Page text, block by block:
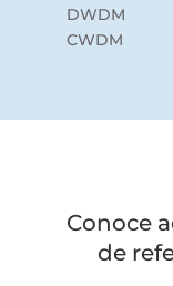
DWDM
CWDM
Conoce
de